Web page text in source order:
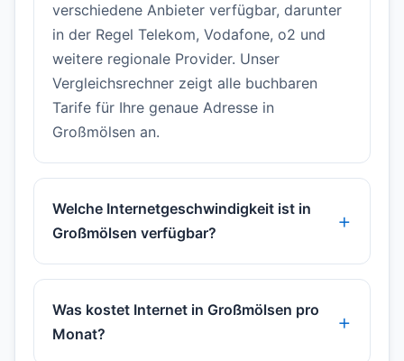
verschiedene Anbieter verfügbar, darunter
in der Regel Telekom, Vodafone, o2 und
weitere regionale Provider. Unser
Vergleichsrechner zeigt alle buchbaren
Tarife für Ihre genaue Adresse in
Großmölsen an.
Welche Internetgeschwindigkeit ist in
Großmölsen verfügbar?
Was kostet Internet in Großmölsen pro
Monat?